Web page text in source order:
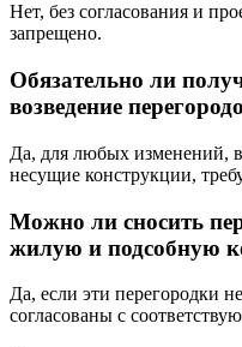
Нет, без согласования и
запрещено.
Обязательно ли
возведение
Да, для любых изменений,
несущие конструкции,
Можно ли сносить
жилую и подсобную
Да, если эти перегородки
согласованы с